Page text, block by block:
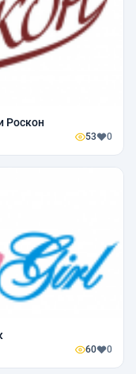
Роскон
53 0
60 0